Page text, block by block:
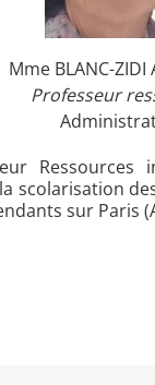
Mme BLANC-
Professeur
Ressources
la scolarisation
sur Paris